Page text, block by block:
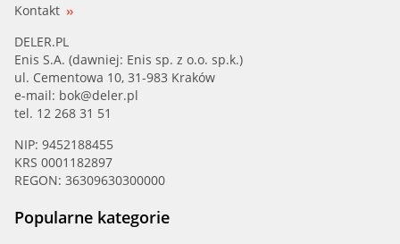
Kontakt
DELER.PL
Enis S.A. (dawniej: Enis sp. z o.o. sp.k.)
ul. Cementowa 10, 31-983 Kraków
e-mail: bok@deler.pl
tel. 12 268 31 51
NIP: 9452188455
KRS 0001182897
REGON: 36309630300000
Popularne kategorie